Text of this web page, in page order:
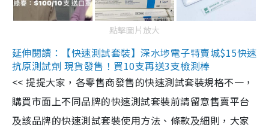
點擊圖片放大
延伸閱讀：【快速測試套裝】深水埗電子特賣城$15快速
抗原測試劑 現貨發售！買10支再送3支檢測棒
<< 提提大家，各零售商發售的快速測試套裝規格不一，
購買市面上不同品牌的快速測試套裝前請留意售賣平台
及該品牌的快速測試套裝使用方法、條款及細則，大家